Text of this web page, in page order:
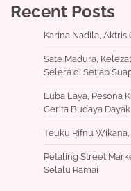
Recent Posts
Karina Nadila,
Sate Madura,
Selera di Setiap
Luba Laya, Pesona
Cerita Budaya
Teuku Rifnu
Petaling Street
Selalu Ramai